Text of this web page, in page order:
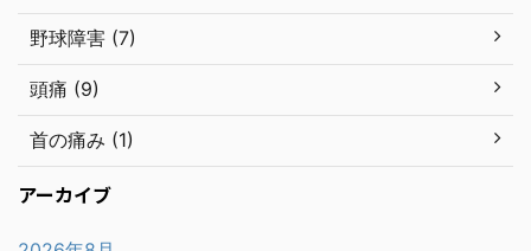
野球障害 (7)
頭痛 (9)
首の痛み (1)
アーカイブ